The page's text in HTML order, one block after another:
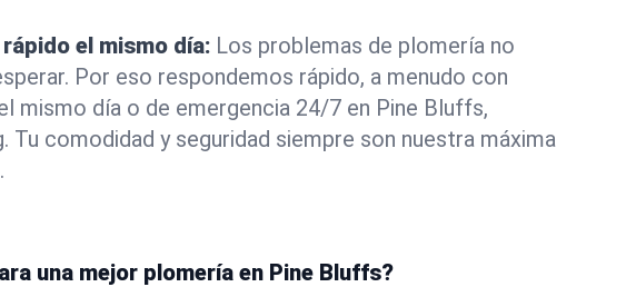
el mismo día: Los problemas de plomería no
Por eso respondemos rápido, a menudo con
mismo día o de emergencia 24/7 en Pine Bluffs,
Tu comodidad y seguridad siempre son nuestra máxima
una mejor plomería en Pine Bluffs?